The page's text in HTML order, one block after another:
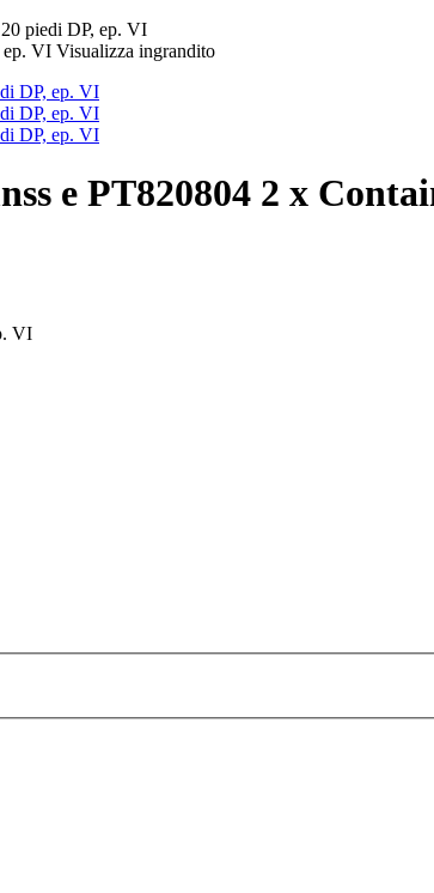
piedi DP, ep. VI
Visualizza ingrandito
e PT820804 2 x
VI